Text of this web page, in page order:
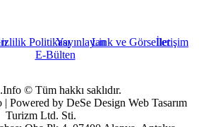
PolitikasıYayınlayanLink ve Görsellerİletişim
E-Bülten
© Tüm hakkı saklıdır.
Powered by DeSe Design Web Tasarım
Turizm Ltd. Sti.